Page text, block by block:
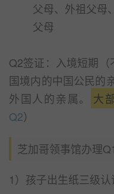
父母、外祖父母
父母
Q2签证：入境短期
国境内的中国公民的
外国人的亲属。
大
Q2）
芝加哥领事馆办理
1）孩子出生纸三级认